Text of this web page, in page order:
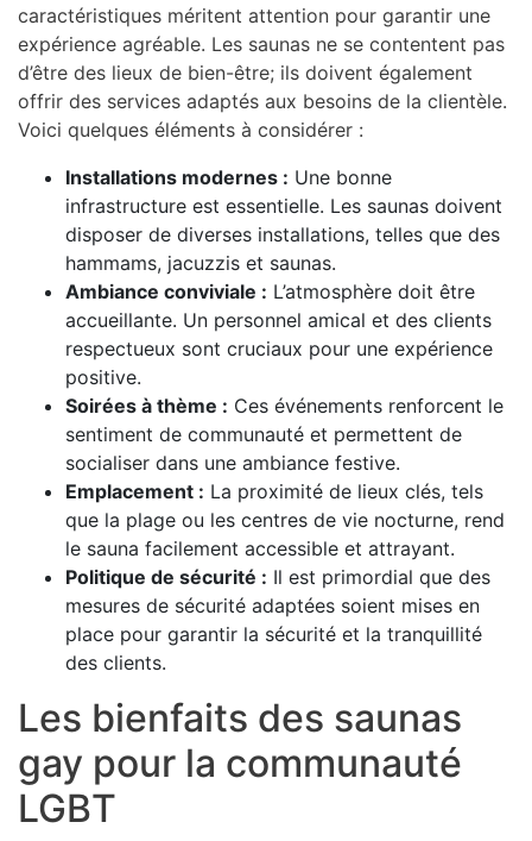
caractéristiques méritent attention pour garantir une
expérience agréable. Les saunas ne se contentent pas
d’être des lieux de bien-être; ils doivent également
offrir des services adaptés aux besoins de la clientèle.
Voici quelques éléments à considérer :
Installations modernes : Une bonne
infrastructure est essentielle. Les saunas doivent
disposer de diverses installations, telles que des
hammams, jacuzzis et saunas.
Ambiance conviviale : L’atmosphère doit être
accueillante. Un personnel amical et des clients
respectueux sont cruciaux pour une expérience
positive.
Soirées à thème : Ces événements renforcent le
sentiment de communauté et permettent de
socialiser dans une ambiance festive.
Emplacement : La proximité de lieux clés, tels
que la plage ou les centres de vie nocturne, rend
le sauna facilement accessible et attrayant.
Politique de sécurité : Il est primordial que des
mesures de sécurité adaptées soient mises en
place pour garantir la sécurité et la tranquillité
des clients.
Les bienfaits des saunas
gay pour la communauté
LGBT